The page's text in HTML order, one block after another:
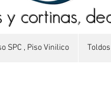
y cortinas,
SPC , Piso Vinilico Toldos